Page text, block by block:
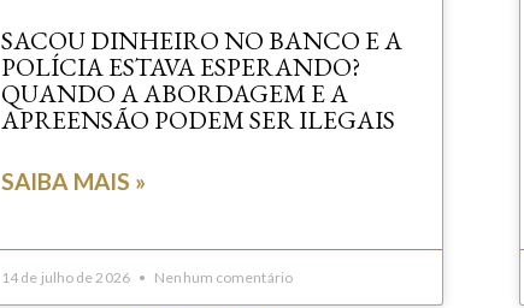
SACOU DINHEIRO NO BANCO E A
POLÍCIA ESTAVA ESPERANDO?
QUANDO A ABORDAGEM E A
APREENSÃO PODEM SER ILEGAIS
SAIBA MAIS »
14 de julho de 2026 Nenhum comentário